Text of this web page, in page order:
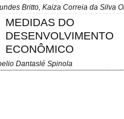
Britto, Kaiza Correia da Silva
MEDIDAS DO
DESENVOLVIMENTO
ECONÔMICO
Dantaslé Spinola